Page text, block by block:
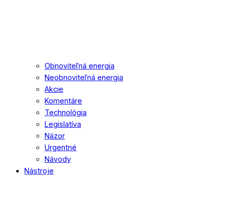
Obnoviteľná energia
Neobnoviteľná energia
Akcie
Komentáre
Technológia
Legislatíva
Názor
Urgentné
Návody
Nástroje